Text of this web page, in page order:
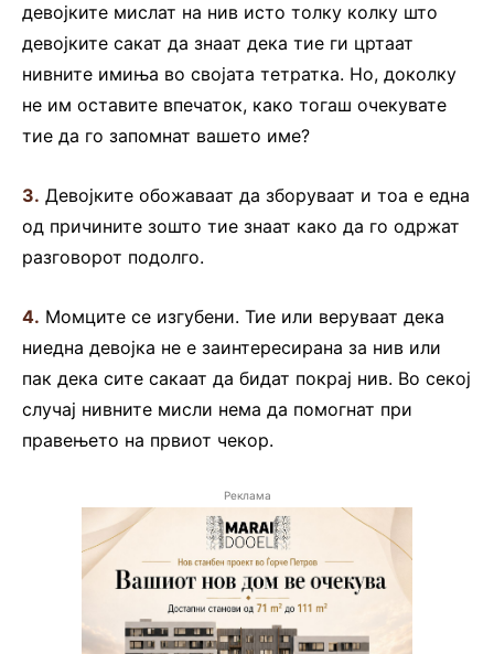
девојките мислат на нив исто толку колку што
девојките сакат да знаат дека тие ги цртаат
нивните имиња во својата тетратка. Но, доколку
не им оставите впечаток, како тогаш очекувате
тие да го запомнат вашето име?
3. Девојките обожаваат да зборуваат и тоа е една
од причините зошто тие знаат како да го одржат
разговорот подолго.
4. Момците се изгубени. Тие или веруваат дека
ниедна девојка не е заинтересирана за нив или
пак дека сите сакаат да бидат покрај нив. Во секој
случај нивните мисли нема да помогнат при
правењето на првиот чекор.
Реклама